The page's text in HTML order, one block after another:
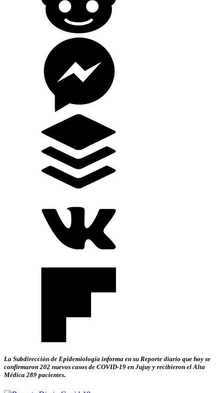
La Subdirección de Epidemiología informa en su Reporte diario que hoy se
confirmaron 202 nuevos casos de COVID-19 en Jujuy y recibieron el Alta
Médica 289 pacientes.